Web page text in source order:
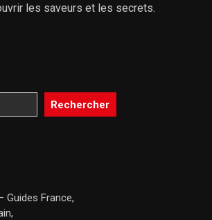
les saveurs et les secrets.
Rechercher
Guides France,